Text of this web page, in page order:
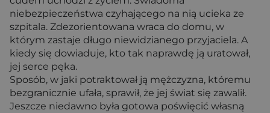
niebezpieczeństwa czyhającego na nią ucieka ze
szpitala. Zdezorientowana wraca do domu, w
którym zastaje długo niewidzianego przyjaciela. A
kiedy się dowiaduje, kto tak naprawdę ją uratował,
jej serce pęka.
Sposób, w jaki potraktował ją mężczyzna, któremu
bezgranicznie ufała, sprawił, że jej świat się zawalił.
Jeszcze niedawno była gotowa poświęcić własną